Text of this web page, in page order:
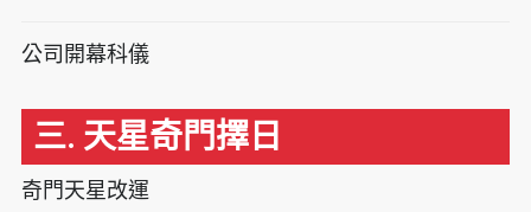
公司開幕科儀
三. 天星奇門擇日
奇門天星改運